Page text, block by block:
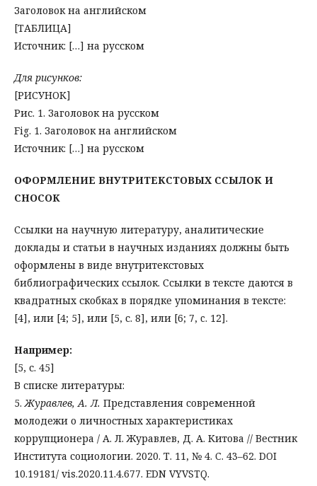
Заголовок на английском
[ТАБЛИЦА]
Источник: […] на русском
Для рисунков:
[РИСУНОК]
Рис. 1. Заголовок на русском
Fig. 1. Заголовок на английском
Источник: […] на русском
ОФОРМЛЕНИЕ ВНУТРИТЕКСТОВЫХ ССЫЛОК И
СНОСОК
Ссылки на научную литературу, аналитические
доклады и статьи в научных изданиях должны быть
оформлены в виде внутритекстовых
библиографических ссылок. Ссылки в тексте даются в
квадратных скобках в порядке упоминания в тексте:
[4], или [4; 5], или [5, с. 8], или [6; 7, c. 12].
Например:
[5, с. 45]
В списке литературы:
5.Журавлев, А. Л. Представления современной
молодежи о личностных характеристиках
коррупционера / А. Л. Журавлев, Д. А. Китова // Вестник
Института социологии. 2020. Т. 11, № 4. C. 43–62. DOI
10.19181/ vis.2020.11.4.677. EDN VYVSTQ.